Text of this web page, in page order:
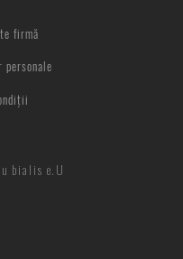
personale
firmă
bialis e.U